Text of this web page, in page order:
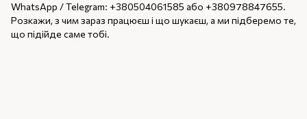
WhatsApp / Telegram: +380504061585 або +380978847655.
Розкажи, з чим зараз працюєш і що шукаєш, а ми підберемо те,
що підійде саме тобі.